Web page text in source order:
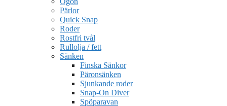
Pärlor
Quick Snap
Roder
Rostfri tvål
Rullolja / fett
Sänken
Finska Sänkor
Päronsänken
Sjunkande roder
Snap-On Diver
Spöparavan